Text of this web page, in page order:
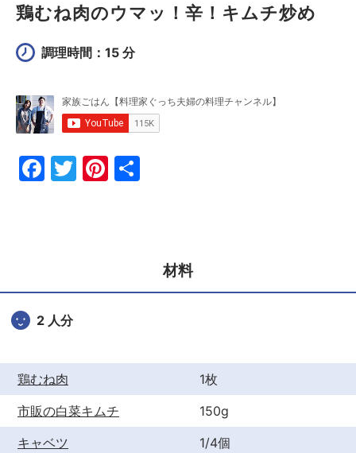
鶏むね肉のウマッ！辛！キムチ炒め
調理時間：15 分
F
o
o
T
Pi
材料
2 人分
鶏むね肉
1枚
市販の白菜キムチ
150g
キャベツ
1/4個